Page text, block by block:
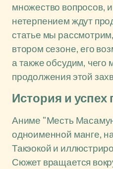
множество вопросов,
нетерпением ждут
статье мы
втором сезоне, его
а также обсудим, чего
продолжения этой
История и успех
Аниме "Месть
одноименной манге,
Такэокой и
Сюжет вращается